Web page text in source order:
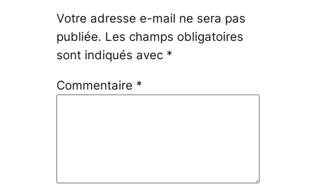
Votre adresse e-mail ne sera pas
publiée. Les champs obligatoires
sont indiqués avec *
Commentaire *